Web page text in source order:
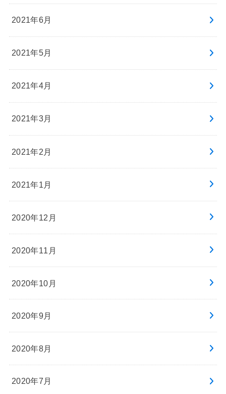
2021年6月
2021年5月
2021年4月
2021年3月
2021年2月
2021年1月
2020年12月
2020年11月
2020年10月
2020年9月
2020年8月
2020年7月